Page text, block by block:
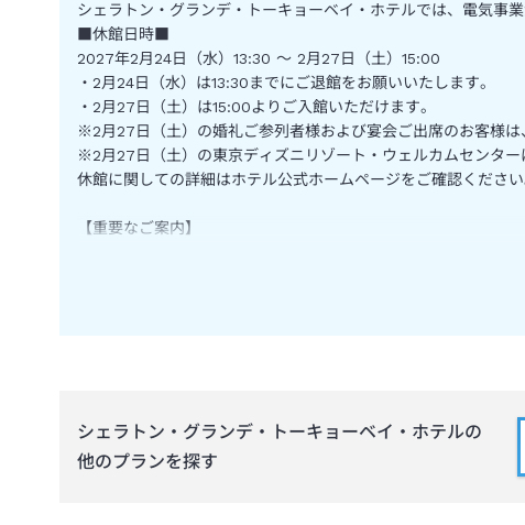
シェラトン・グランデ・トーキョーベイ・ホテルでは、電気事
■休館日時■
2027年2月24日（水）13:30 ～ 2月27日（土）15:00
・2月24日（水）は13:30までにご退館をお願いいたします。
・2月27日（土）は15:00よりご入館いただけます。
※2月27日（土）の婚礼ご参列者様および宴会ご出席のお客様は
※2月27日（土）の東京ディズニリゾート・ウェルカムセンター
休館に関しての詳細はホテル公式ホームページをご確認ください
【重要なご案内】
ことなく、パーク来園日当日に、当ホテルの専用カウンターに
尚、当ホテルでは通常料金のパスポートのみお取り扱いしてお
■オーシャンドリームルーム、パークウイングルームで３名様
■ベッドガードが設置できるお部屋タイプはスタンダードルー
■お部屋からの眺望について
シェラトン・グランデ・トーキョーベイ・ホテルの
他のプランを探す